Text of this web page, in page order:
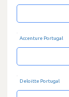
Accenture Portugal
Deloitte Portugal